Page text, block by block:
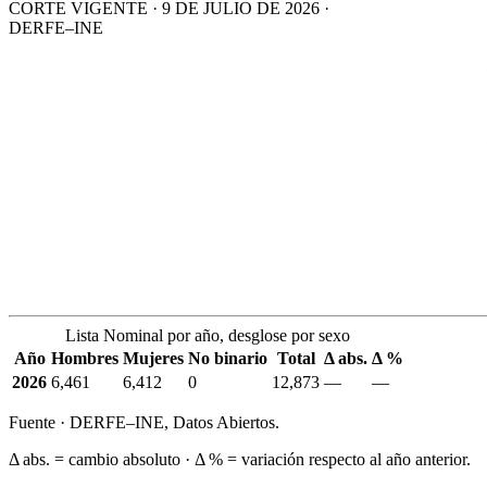
CORTE VIGENTE · 9 DE JULIO DE 2026 ·
DERFE–INE
Lista Nominal por año, desglose por sexo
Año Hombres Mujeres No binario Total Δ abs. Δ %
2026 6,461 6,412 0 12,873 — —
Fuente · DERFE–INE, Datos Abiertos.
Δ abs. = cambio absoluto · Δ % = variación respecto al año anterior.